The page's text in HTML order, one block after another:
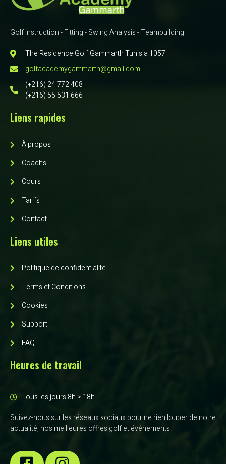
Golf Instruction - Fitting - Swing Analysis - Teambuilding
The Residence Golf Gammarth Tunisia 1057
golfacademygammarth@gmail.com
(+216) 24 772 408
(+216) 55 531 666
Liens rapides
À propos
Coachs
Cours
Tarifs
Contact
Liens utiles
Politique de confidentialité
Terms et Conditions
Cookies
Support
FAQ
Heures de travail
Tous les jours 8h > 18h
Suivez-nous sur les réseaux sociaux pour ne rien louper de notre
actualité, nos meilleures offres golf et événements.